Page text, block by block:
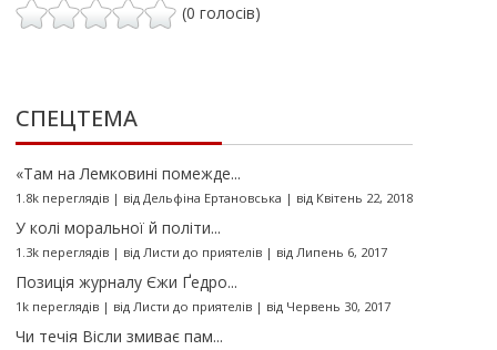
(0 голосів)
СПЕЦТЕМА
«Там на Лемковині помежде...
1.8k переглядів| від Дельфіна Ертановська | від Квітень 22, 2018
У колі моральної й політи...
1.3k переглядів| від Листи до приятелів| від Липень 6, 2017
Позиція журналу Єжи Ґедро...
1k переглядів| від Листи до приятелів| від Червень 30, 2017
Чи течія Вісли змиває пам...